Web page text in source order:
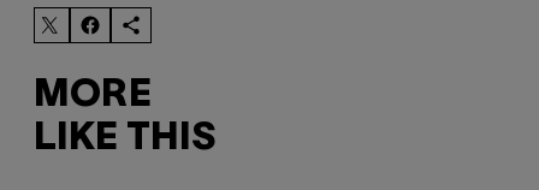
MORE
LIKE THIS